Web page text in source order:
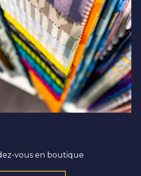
vous en boutique